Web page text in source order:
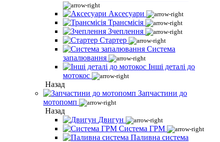
Аксесуари
Трансмісія
Зчеплення
Стартер
Система
запалювання
Інші деталі до
мотокос
Назад
Запчастини до
мотопомп
Назад
Двигун
Система ГРМ
Паливна система